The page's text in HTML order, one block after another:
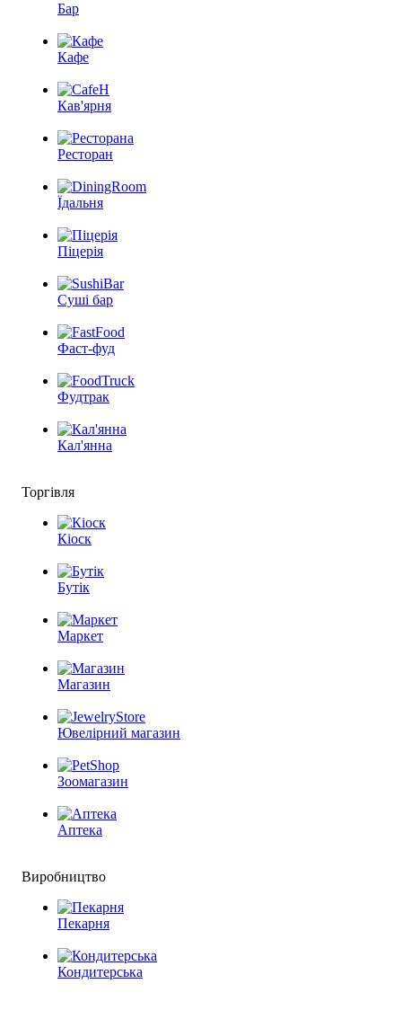
Бар
Кафе
Кав'ярня
Ресторан
Їдальня
Піцерія
Суші бар
Фаст-фуд
Фудтрак
Кал'янна
Торгівля
Кіоск
Бутік
Маркет
Магазин
Ювелірний магазин
Зоомагазин
Аптека
Виробництво
Пекарня
Кондитерська